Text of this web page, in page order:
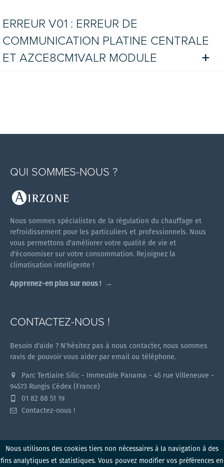
Nous utilisons des cookies tiers non nécessaires à la navigation à des
fins analytiques et statistiques. Vous pouvez modifier vos préférences en
ERREUR V01 : ERREUR DE
COMMUNICATION PLATINE CENTRALE
ET AZCE8CM1VALR MODULE
QUI SOMMES-NOUS ?
Nous sommes spécialistes de la régulation du chauffage et
refroidissement pour les particuliers et professionnels. Nous
vous permettons d'améliorer votre qualité de vie et
d'économiser sur votre consommation. Rejoignez la
climatisation intelligente !
Apprenez-en plus sur nous !
CONTACTEZ-NOUS !
Besoin d'aide ? N'hésitez pas à nous contacter, nous sommes
ravis de pouvoir vous aider par email ou téléphone.
Parc Tertiaire Silic - Immeuble Panama - 45 rue Villeneuve -
94573 Rungis Cédex (France)
01 82 88 51 19
Contactez-nous !